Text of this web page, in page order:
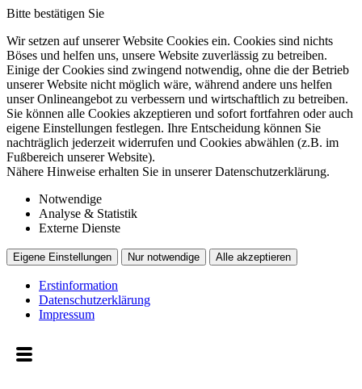
Bitte bestätigen Sie
Wir setzen auf unserer Website Cookies ein. Cookies sind nichts
Böses und helfen uns, unsere Website zuverlässig zu betreiben.
Einige der Cookies sind zwingend notwendig, ohne die der Betrieb
unserer Website nicht möglich wäre, während andere uns helfen
unser Onlineangebot zu verbessern und wirtschaftlich zu betreiben.
Sie können alle Cookies akzeptieren und sofort fortfahren oder auch
eigene Einstellungen festlegen. Ihre Entscheidung können Sie
nachträglich jederzeit widerrufen und Cookies abwählen (z.B. im
Fußbereich unserer Website).
Nähere Hinweise erhalten Sie in unserer Datenschutzerklärung.
Notwendige
Analyse & Statistik
Externe Dienste
Eigene Einstellungen Nur notwendige Alle akzeptieren
Erstinformation
Datenschutzerklärung
Impressum